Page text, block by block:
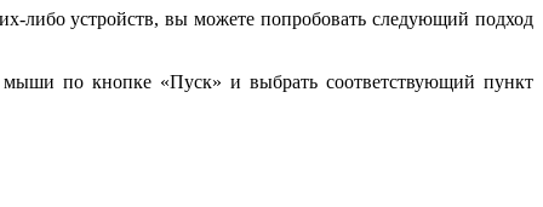
либо устройств, вы можете попробовать следующий подход
по кнопке «Пуск» и выбрать соответствующий пункт